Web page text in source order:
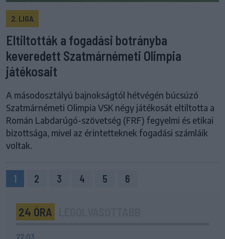
2. LIGA
Eltiltották a fogadási botrányba
keveredett Szatmárnémeti Olimpia
játékosait
A másodosztályú bajnokságtól hétvégén búcsúzó
Szatmárnémeti Olimpia VSK négy játékosát eltiltotta a
Román Labdarúgó-szövetség (FRF) fegyelmi és etikai
bizottsága, mivel az érintetteknek fogadási számláik
voltak.
1 2 3 4 5 6
24 ÓRA
22:03